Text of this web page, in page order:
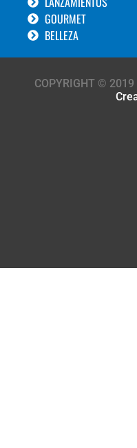
GOURMET
BELLEZA
COPYRIGHT ©